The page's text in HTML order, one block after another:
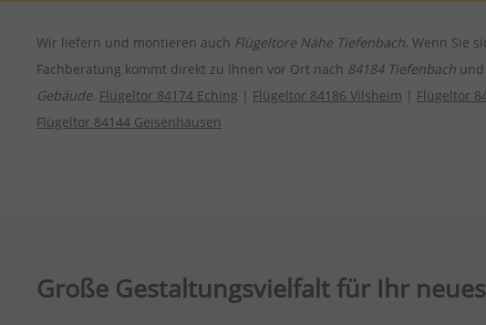
Wir liefern und montieren auch Flügeltore Nähe Tiefenbach. Wenn Sie
Fachberatung kommt direkt zu Ihnen vor Ort nach 84184 Tiefenbach
Gebäude. Flügeltor 84174 Eching | Flügeltor 84186 Vilsheim | Flügeltor
Flügeltor 84144 Geisenhausen
Große Gestaltungsvielfalt für Ihr